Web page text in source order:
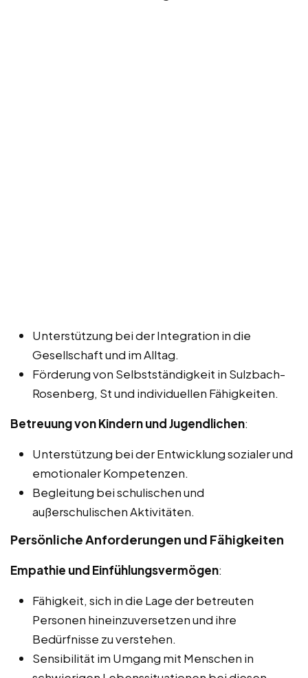
Unterstützung bei der Integration in die
Gesellschaft und im Alltag.
Förderung von Selbstständigkeit in Sulzbach-
Rosenberg, St und individuellen Fähigkeiten.
Betreuung von Kindern und Jugendlichen:
Unterstützung bei der Entwicklung sozialer und
emotionaler Kompetenzen.
Begleitung bei schulischen und
außerschulischen Aktivitäten.
Persönliche Anforderungen und Fähigkeiten
Empathie und Einfühlungsvermögen:
Fähigkeit, sich in die Lage der betreuten
Personen hineinzuversetzen und ihre
Bedürfnisse zu verstehen.
Sensibilität im Umgang mit Menschen in